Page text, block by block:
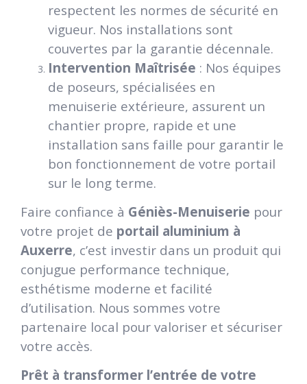
respectent les normes de sécurité en
vigueur. Nos installations sont
couvertes par la garantie décennale.
Intervention Maîtrisée : Nos équipes
de poseurs, spécialisées en
menuiserie extérieure, assurent un
chantier propre, rapide et une
installation sans faille pour garantir le
bon fonctionnement de votre portail
sur le long terme.
Faire confiance à Géniès-Menuiserie pour
votre projet de portail aluminium à
Auxerre, c’est investir dans un produit qui
conjugue performance technique,
esthétisme moderne et facilité
d’utilisation. Nous sommes votre
partenaire local pour valoriser et sécuriser
votre accès.
Prêt à transformer l’entrée de votre